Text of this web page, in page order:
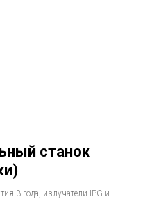
станок
3 года, излучатели IPG и